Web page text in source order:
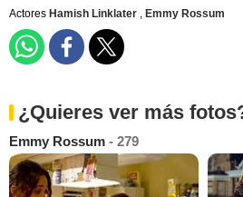
Actores Hamish Linklater , Emmy Rossum
¿Quieres ver más
Emmy Rossum - 279